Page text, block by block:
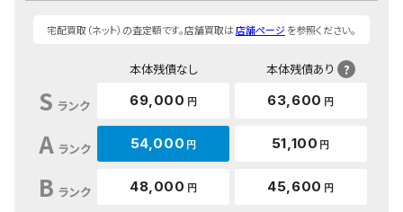
宅配買取（ネット）の査定額です。店舗買取は店舗ページを参照ください。
本体残債なし 本体残債あり ?
S ランク 69,000 円 63,600 円
A ランク 54,000 円 51,100 円
B ランク 48,000 円 45,600 円